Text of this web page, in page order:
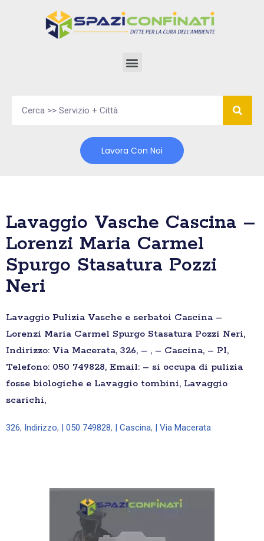
Lavora Con Noi
Lavaggio Vasche Cascina –
Lorenzi Maria Carmel
Spurgo Stasatura Pozzi
Neri
Lavaggio Pulizia Vasche e serbatoi Cascina –
Lorenzi Maria Carmel Spurgo Stasatura Pozzi Neri,
Indirizzo: Via Macerata, 326, – , – Cascina, – PI,
Telefono: 050 749828, Email: – si occupa di pulizia
fosse biologiche e Lavaggio tombini, Lavaggio
scarichi,
326, Indirizzo, | 050 749828, | Cascina, | Via Macerata